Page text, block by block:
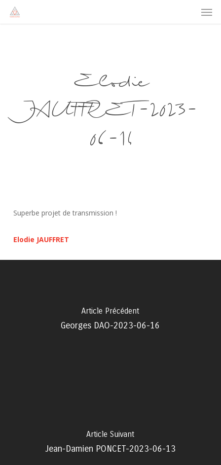
Elodie
JAUFFRET-2023-
06-14
Superbe projet de transmission !
Elodie JAUFFRET
Article Précédent
Georges DAO-2023-06-16
Article Suivant
Jean-Damien PONCET-2023-06-13